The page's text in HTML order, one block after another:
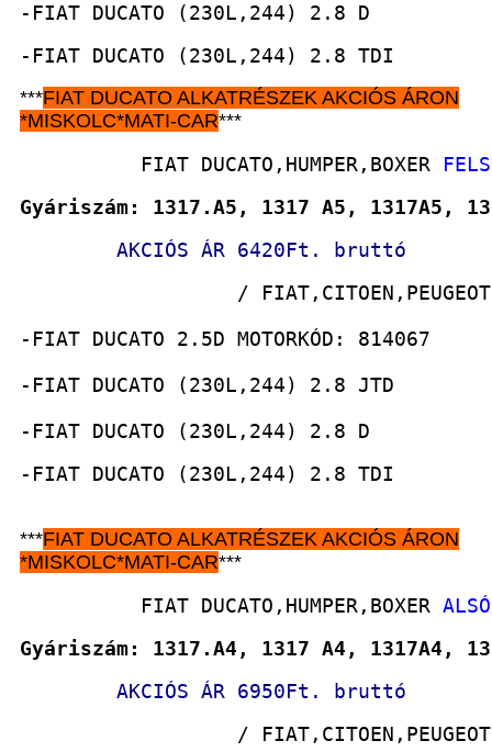
-FIAT DUCATO (230L,244) 2.8 D
-FIAT DUCATO (230L,244) 2.8 TDI
***FIAT DUCATO ALKATRÉSZEK AKCIÓS ÁRON
*MISKOLC*MATI-CAR***
          FIAT DUCATO,HUMPER,BOXER
Gyáriszám: 1317.A5, 1317 A5, 1317A5,
AKCIÓS ÁR 6420Ft. bruttó
/ FIAT,CITOEN,PEUGEOT
-FIAT DUCATO 2.5D MOTORKÓD: 814067
-FIAT DUCATO (230L,244) 2.8 JTD
-FIAT DUCATO (230L,244) 2.8 D
-FIAT DUCATO (230L,244) 2.8 TDI
***FIAT DUCATO ALKATRÉSZEK AKCIÓS ÁRON
*MISKOLC*MATI-CAR***
          FIAT DUCATO,HUMPER,BOXER
Gyáriszám: 1317.A4, 1317 A4, 1317A4,
AKCIÓS ÁR 6950Ft. bruttó
/ FIAT,CITOEN,PEUGEOT